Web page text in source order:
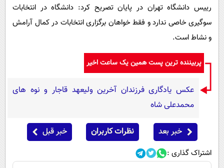
رییس دانشگاه تهران در پایان تصریح کرد: دانشگاه در انتخابات
سوگیری خاصی ندارد و فقط خواهان برگزاری انتخابات در کمال آرامش
و نشاط است.
پربیننده ترین پست همین یک ساعت اخیر
عکس یادگاری فرزندان آخرین ولیعهد قاجار و نوه های
محمدعلی شاه
خبر بعد نظرات کاربران خبر قبل
اشتراک گذاری :